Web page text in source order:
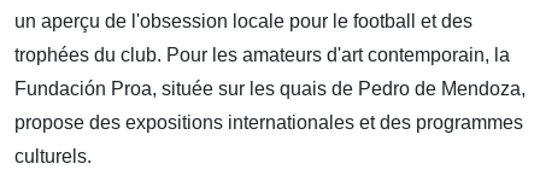
un aperçu de l'obsession locale pour le football et des
trophées du club. Pour les amateurs d'art contemporain, la
Fundación Proa, située sur les quais de Pedro de Mendoza,
propose des expositions internationales et des programmes
culturels.